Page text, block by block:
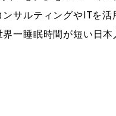
サルティングやITを
一睡眠時間が短い日